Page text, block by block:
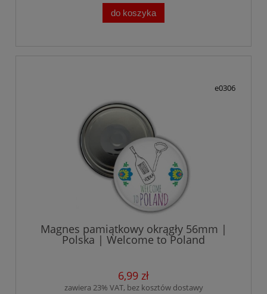
do koszyka
e0306
Magnes pamiątkowy okrągły 56mm |
Polska | Welcome to Poland
6,99 zł
zawiera 23% VAT, bez kosztów dostawy